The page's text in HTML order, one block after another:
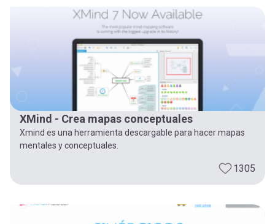
XMind - Crea mapas conceptuales
Xmind es una herramienta descargable para hacer mapas
mentales y conceptuales.
1305